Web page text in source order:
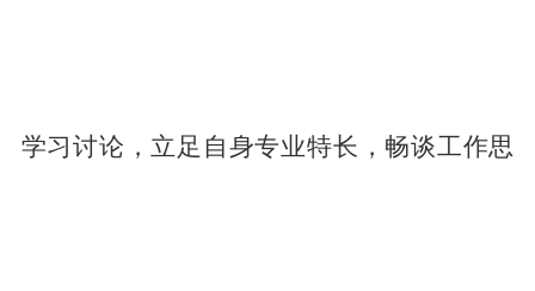
学习讨论，立足自身专业特长，畅谈工作思